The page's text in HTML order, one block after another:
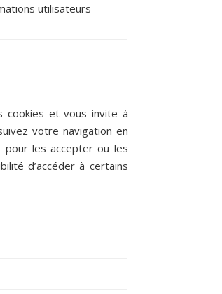
utilisateurs
cookies et vous invite à
votre navigation en
les accepter ou les
d’accéder à certains